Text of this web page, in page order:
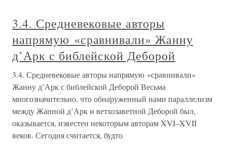
3.4. Средневековые авторы
напрямую «сравнивали» Жанну
д’Арк с библейской Деборой
3.4. Средневековые авторы напрямую «сравнивали»
Жанну д’Арк с библейской Деборой Весьма
многозначительно, что обнаруженный нами параллелизм
между Жанной д’Арк и ветхозаветной Деборой был,
оказывается, известен некоторым авторам XVI–XVII
веков. Сегодня считается, будто